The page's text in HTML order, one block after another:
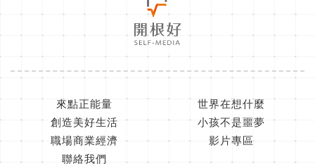
來點正能量
世界在想什麼
創造美好生活
小孩不是噩夢
職場商業經濟
影片專區
聯絡我們